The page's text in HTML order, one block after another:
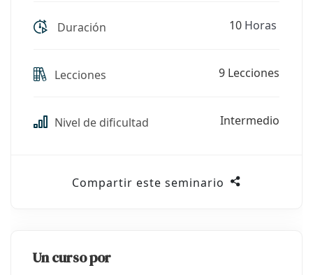
Duración 10 Horas
Lecciones 9 Lecciones
Nivel de dificultad Intermedio
Compartir este seminario
Un curso por